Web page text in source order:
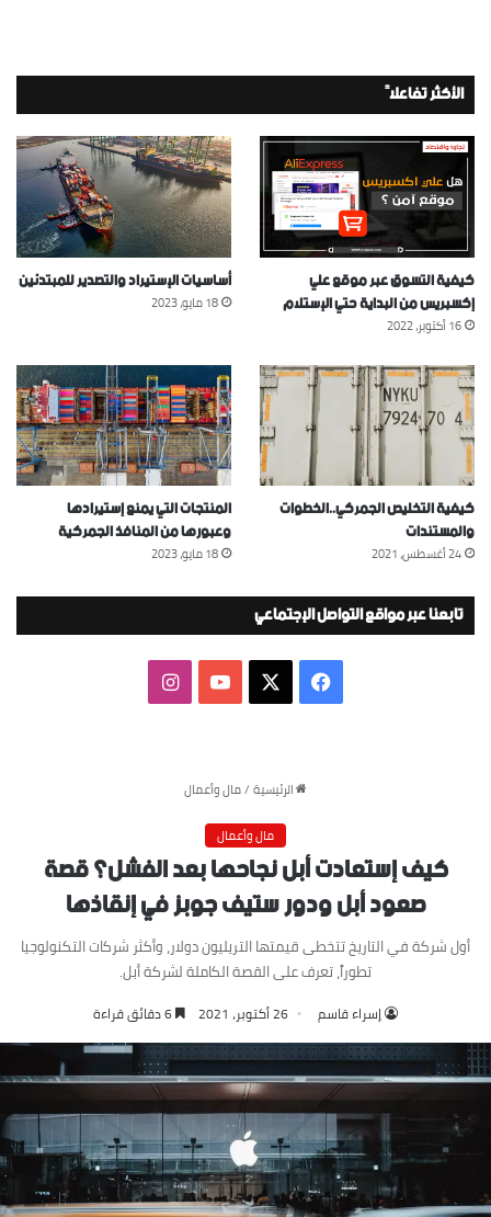
الأكثر تفاعلاً
كيفية التسوق عبر موقع علي
إكسبريس من البداية حتي الإستلام
16 أكتوبر، 2022
أساسيات الإستيراد والتصدير للمبتدئين
18 مايو، 2023
كيفية التخليص الجمركي..الخطوات
والمستندات
24 أغسطس، 2021
المنتجات التي يمنع إستيرادها
وعبورها من المنافذ الجمركية
18 مايو، 2023
تابعنا عبر مواقع التواصل الإجتماعي
فيسبوك ‫YouTubeانستقرام